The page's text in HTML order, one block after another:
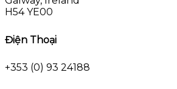
H54 YE00
Điện Thoại
+353 (0) 93 24188